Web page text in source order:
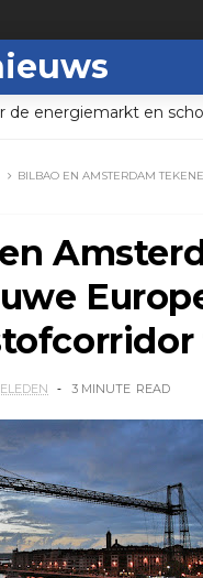
de energiemarkt en
BILBAO EN AMSTERDAM
3 MINUTE READ